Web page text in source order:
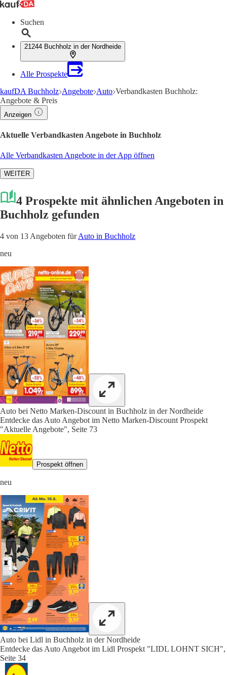
Suchen
21244 Buchholz in der Nordheide
Alle Prospekte
kaufDA Buchholz Angebote Auto Verbandkasten Buchholz:
Angebote & Preis
Anzeigen
Aktuelle Verbandkasten Angebote in Buchholz
Alle Verbandkasten Angebote in der App öffnen
WEITER
4 Prospekte mit ähnlichen Angeboten in
Buchholz gefunden
4 von 13 Angeboten fürAuto in Buchholz
neu
Auto bei Netto Marken-Discount in Buchholz in der Nordheide
Entdecke das Auto Angebot im Netto Marken-Discount Prospekt
"Aktuelle Angebote", Seite 73
Prospekt öffnen
neu
Auto bei Lidl in Buchholz in der Nordheide
Entdecke das Auto Angebot im Lidl Prospekt "LIDL LOHNT SICH",
Seite 34